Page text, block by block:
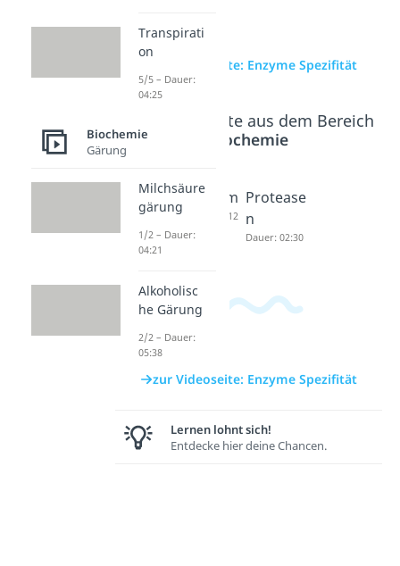
zur Videoseite: Enzyme Spezifität
Beliebte Inhalte aus dem Bereich
Biochemie
Coenzym
Dauer: 04:46
Lysozym
Dauer: 04:12
Protease
n
Dauer: 02:30
zur Videoseite: Enzyme Spezifität
Lernen lohnt sich!
Entdecke hier deine Chancen.
Transpirati
on
5/5 – Dauer:
04:25
Biochemie
Gärung
Milchsäure
gärung
1/2 – Dauer:
04:21
Alkoholisc
he Gärung
2/2 – Dauer:
05:38